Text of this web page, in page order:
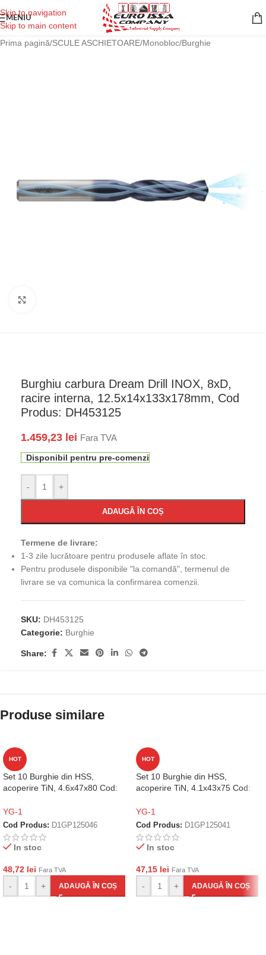
Skip to navigation
Skip to main content
MENIU
Prima pagină/SCULE ASCHIETOARE/Monobloc/Burghie
Burghiu carbura Dream Drill INOX, 8xD,
racire interna, 12.5x14x133x178mm, Cod
Produs: DH453125
1.459,23 lei Fara TVA
Disponibil pentru pre-comenzi
- +
ADAUGĂ ÎN COȘ
Termene de livrare:
1-3 zile lucrătoare pentru produsele aflate în stoc.
Pentru produsele disponibile "la comandă", termenul de
livrare se va comunica la confirmarea comenzii.
SKU: DH453125
Categorie: Burghie
Share:
Produse similare
HOT
Set 10 Burghie din HSS,
acoperire TiN, 4.6x47x80 Cod:
YG-1
Cod Produs: D1GP125046
In stoc
48,72 lei Fara TVA
- + ADAUGĂ ÎN COȘ
HOT
Set 10 Burghie din HSS,
acoperire TiN, 4.1x43x75 Cod:
YG-1
Cod Produs: D1GP125041
In stoc
47,15 lei Fara TVA
- + ADAUGĂ ÎN COȘ